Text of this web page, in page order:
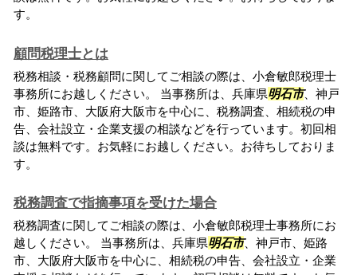
す。
顧問税理士とは
税務相談・税務顧問に関してご相談の際は、小倉敏郎税理士
事務所にお越しください。 当事務所は、兵庫県明石市、神戸
市、姫路市、大阪府大阪市を中心に、税務調査、相続税の申
告、会社設立・企業支援の相談などを行っています。初回相
談は無料です。お気軽にお越しください。お待ちしておりま
す。
税務調査で指摘事項を受けた場合
税務調査に関してご相談の際は、小倉敏郎税理士事務所にお
越しください。 当事務所は、兵庫県明石市、神戸市、姫路
市、大阪府大阪市を中心に、相続税の申告、会社設立・企業